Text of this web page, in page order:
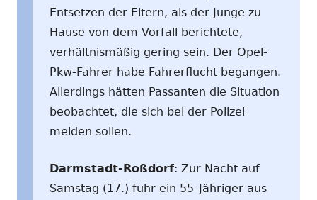
Entsetzen der Eltern, als der Junge zu
Hause von dem Vorfall berichtete,
verhältnismäßig gering sein. Der Opel-
Pkw-Fahrer habe Fahrerflucht begangen.
Allerdings hätten Passanten die Situation
beobachtet, die sich bei der Polizei
melden sollen.
Darmstadt-Roßdorf: Zur Nacht auf
Samstag (17.) fuhr ein 55-Jähriger aus